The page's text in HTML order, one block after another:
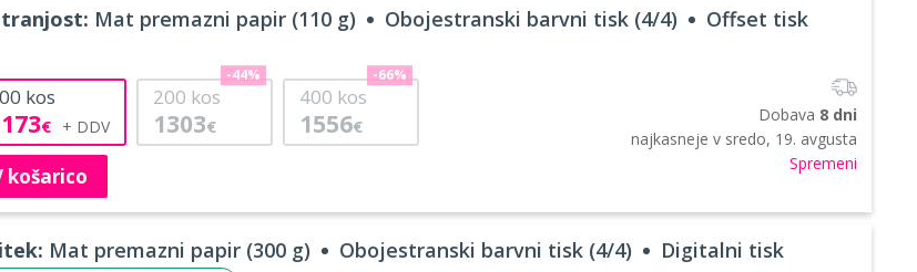
Mat premazni papir (110 g) Obojestranski barvni tisk (4/4) Offset tisk
kos
€
200 kos
1303€
-44%
400 kos
1556€
-66%
košarico
Dobava 8 dni
najkasneje v sredo, 19. avgusta
Spremeni
Mat premazni papir (300 g) Obojestranski barvni tisk (4/4) Digitalni tisk